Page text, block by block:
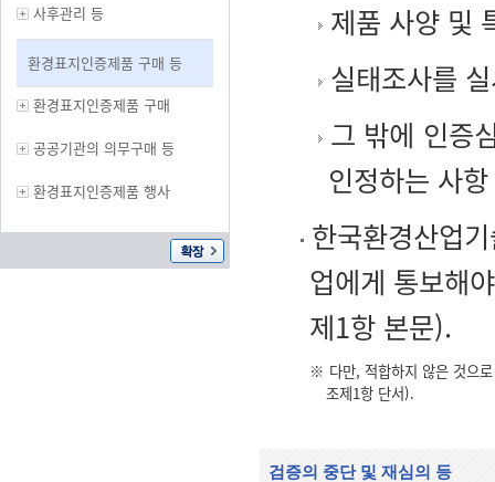
사후관리 등
환경표지인증제품 구매 등
환경표지인증제품 구매
공공기관의 의무구매 등
환경표지인증제품 행사
제품 사양 및
실태조사를
그 밖에 인증
인정하는 사항
한국환경산업
업에게 통보해
제1항 본문).
※ 다만, 적합하지 않은 것으
조제1항 단서).
검증의 중단 및 재심의 등